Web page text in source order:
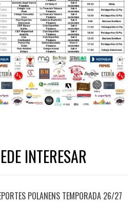
INTERESAR
POLANENS TEMPORADA 26/27